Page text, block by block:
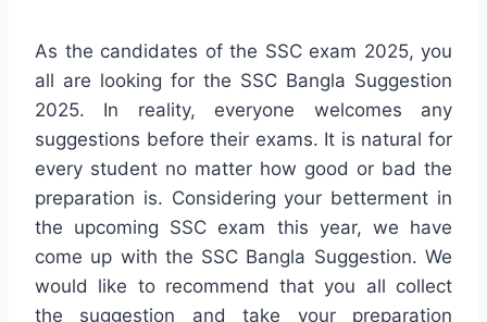
As the candidates of the SSC exam 2025, you
all are looking for the SSC Bangla Suggestion
2025. In reality, everyone welcomes any
suggestions before their exams. It is natural for
every student no matter how good or bad the
preparation is. Considering your betterment in
the upcoming SSC exam this year, we have
come up with the SSC Bangla Suggestion. We
would like to recommend that you all collect
the suggestion and take your preparation